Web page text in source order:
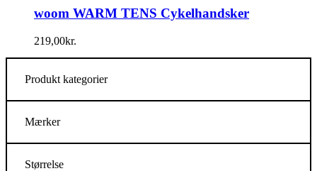
woom WARM TENS Cykelhandsker
219,00kr.
Produkt kategorier
Mærker
Størrelse